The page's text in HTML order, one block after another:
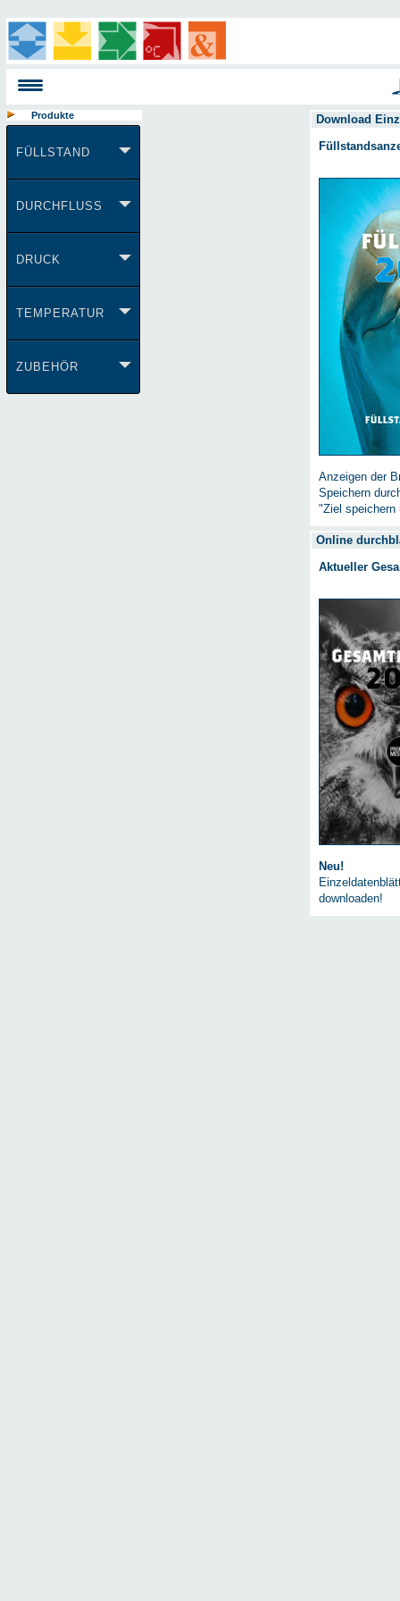
Download
Anzeigen der
Speichern
"Ziel speichern
Online
Aktueller
Neu!
downloaden!
Produkte
FÜLLSTAND
DURCHFLUSS
DRUCK
TEMPERATUR
ZUBEHÖR